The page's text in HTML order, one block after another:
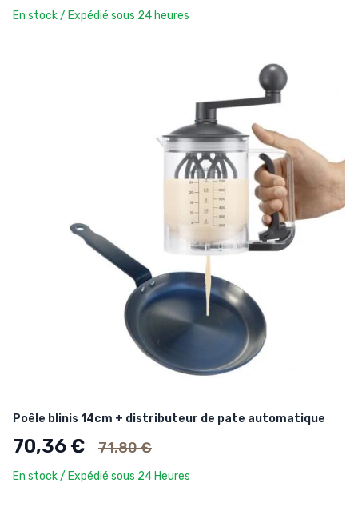
En stock / Expédié sous 24 heures
Poêle blinis 14cm + distributeur de pate automatique
70,36 € Ancien prix
71,80 €
En stock / Expédié sous 24 Heures